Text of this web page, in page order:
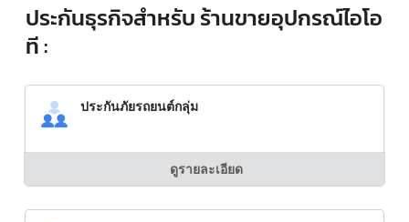
ประกันธุรกิจสำหรับ ร้านขายอุปกรณ์ไอโอ
ที :
ประกันภัยรถยนต์กลุ่ม
ดูรายละเอียด